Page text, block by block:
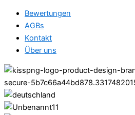
Bewertungen
AGBs
Kontakt
Über uns